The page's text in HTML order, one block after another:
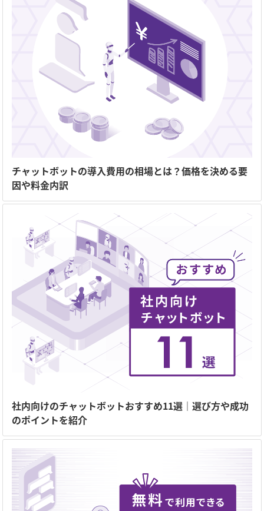
チャットボットの導入費用の相場とは？価格を決める要
因や料金内訳
社内向けのチャットボットおすすめ11選｜選び方や成功
のポイントを紹介